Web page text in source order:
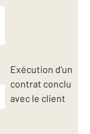
Exécution d’un
contrat conclu
avec le client